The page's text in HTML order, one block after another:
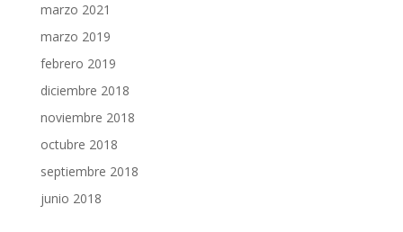
marzo 2021
marzo 2019
febrero 2019
diciembre 2018
noviembre 2018
octubre 2018
septiembre 2018
junio 2018